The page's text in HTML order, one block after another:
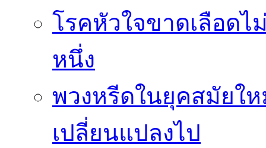
โรคหัวใจขาดเลือด
หนึ่ง
พวงหรีดในยุคสมัยใ
เปลี่ยนแปลงไป